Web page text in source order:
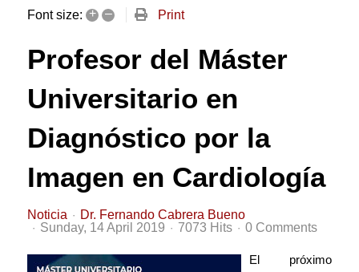
Font size: + – Print
Profesor del Máster
Universitario en
Diagnóstico por la
Imagen en Cardiología
Noticia
Dr. Fernando Cabrera Bueno
Sunday, 14 April 2019
7073 Hits 0 Comments
El próximo